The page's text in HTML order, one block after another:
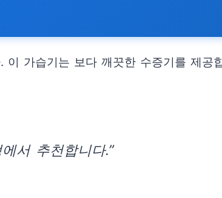
가습기는 보다 깨끗한 수증기를 제공
서 추천합니다.”